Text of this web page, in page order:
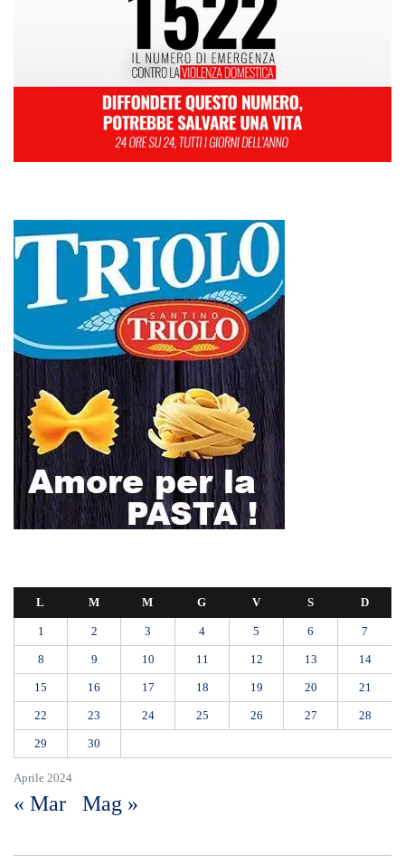
Aprile 2024
L M M G V S D
1 2 3 4 5 6 7
8 9 10 11 12 13 14
15 16 17 18 19 20 21
22 23 24 25 26 27 28
29 30
« Mar Mag »